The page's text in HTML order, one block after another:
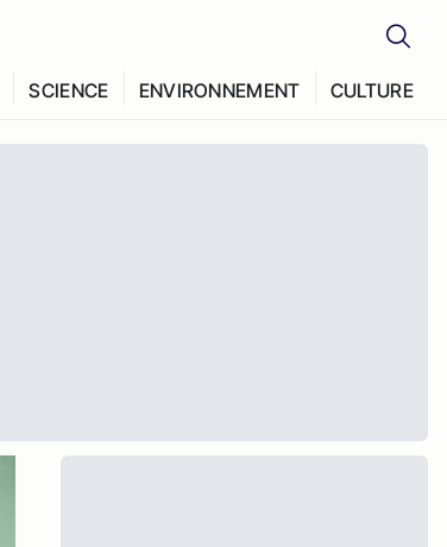
SCIENCE ENVIRONNEMENT CULTURE